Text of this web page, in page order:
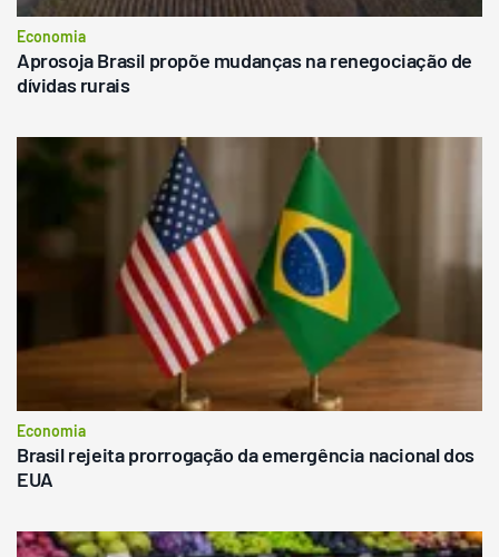
Economia
Aprosoja Brasil propõe mudanças na renegociação de
dívidas rurais
Economia
Brasil rejeita prorrogação da emergência nacional dos
EUA